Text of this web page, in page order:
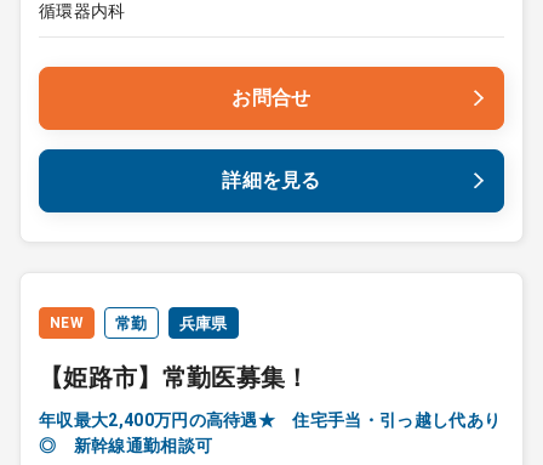
循環器内科
お問合せ
詳細を見る
NEW 常勤 兵庫県
【姫路市】常勤医募集！
年収最大2,400万円の高待遇★ 住宅手当・引っ越し代あり
◎ 新幹線通勤相談可